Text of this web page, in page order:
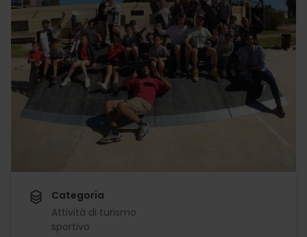
Categoria
Attività di turismo
sportivo